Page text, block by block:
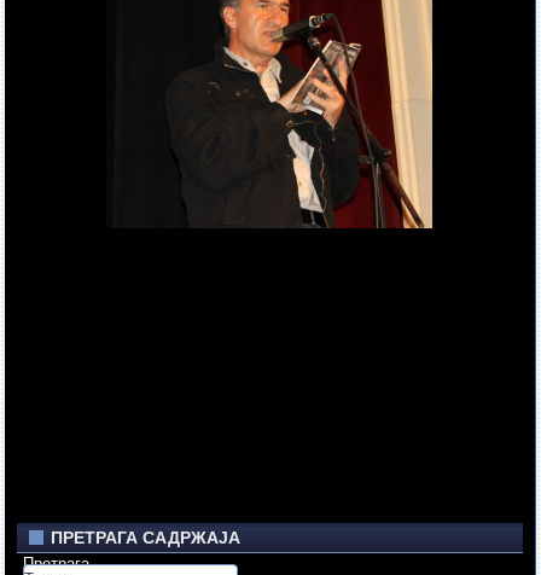
ПРЕТРАГА САДРЖАЈА
Претрага